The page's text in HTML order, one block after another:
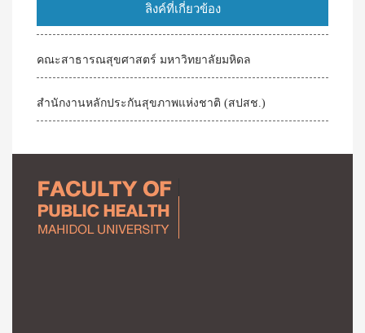
ลิงค์ที่เกี่ยวข้อง
คณะสาธารณสุขศาสตร์ มหาวิทยาลัยมหิดล
สำนักงานหลักประกันสุขภาพแห่งชาติ (สปสช.)